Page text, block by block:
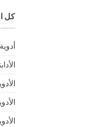
كل